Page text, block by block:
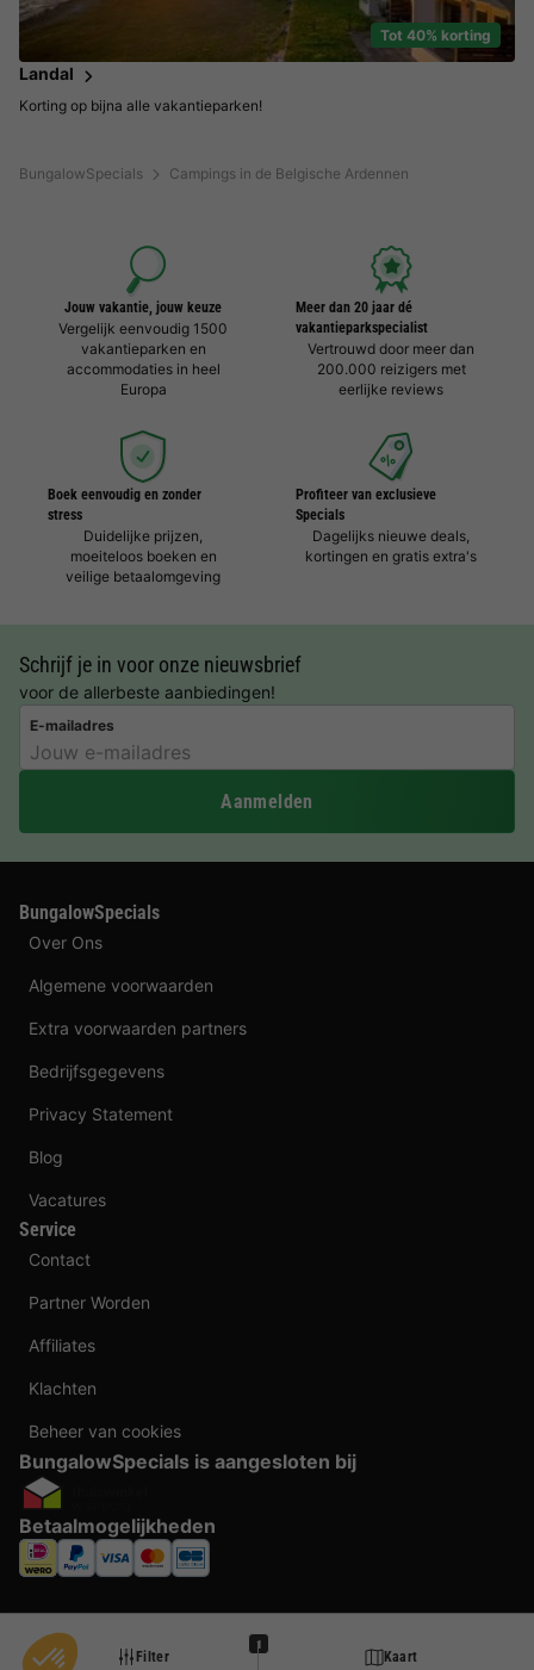
BungalowSpecials Campings in de Belgische Ardennen
Filter
1
Kaart
Tot 40% korting
Landal
Korting op bijna alle vakantieparken!
Jouw vakantie, jouw keuze
Vergelijk eenvoudig 1500
vakantieparken en
accommodaties in heel
Europa
Meer dan 20 jaar dé
vakantieparkspecialist
Vertrouwd door meer dan
200.000 reizigers met
eerlijke reviews
Boek eenvoudig en zonder
stress
Duidelijke prijzen,
moeiteloos boeken en
veilige betaalomgeving
Profiteer van exclusieve
Specials
Dagelijks nieuwe deals,
kortingen en gratis extra's
Schrijf je in voor onze nieuwsbrief
voor de allerbeste aanbiedingen!
E-mailadres
Aanmelden
BungalowSpecials
Over Ons
Algemene voorwaarden
Extra voorwaarden partners
Bedrijfsgegevens
Privacy Statement
Blog
Vacatures
Service
Contact
Partner Worden
Affiliates
Klachten
Beheer van cookies
BungalowSpecials is aangesloten bij
Betaalmogelijkheden